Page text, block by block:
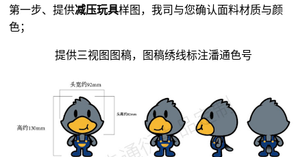
第一步、提供减压玩具样图，我司与您确认面料材质与颜
色；
提供三视图图稿，图稿绣线标注潘通色号